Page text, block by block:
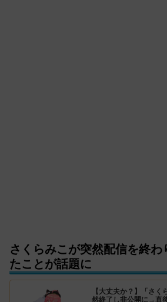
さくらみこが突然配信を終わ
たことが話題に
【大丈夫か？】「さ
然終了し非公開に→直